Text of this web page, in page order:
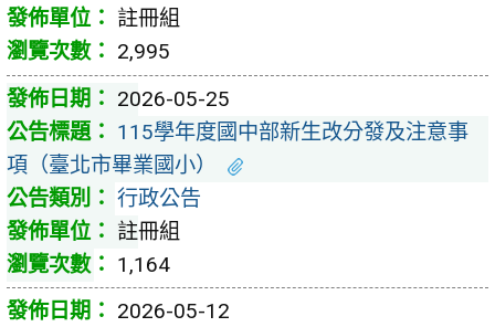
註冊組
2,995
2026-05-25
115學年度國中部新生改分發及注意事
項（臺北市畢業國小）
行政公告
註冊組
1,164
2026-05-12